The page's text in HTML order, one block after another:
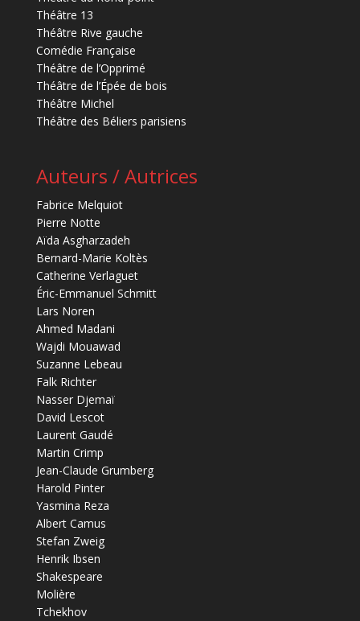
Théâtre 13
Théâtre Rive gauche
Comédie Française
Théâtre de l’Opprimé
Théâtre de l’Épée de bois
Théâtre Michel
Théâtre des Béliers parisiens
Auteurs / Autrices
Fabrice Melquiot
Pierre Notte
Aïda Asgharzadeh
Bernard-Marie Koltès
Catherine Verlaguet
Éric-Emmanuel Schmitt
Lars Noren
Ahmed Madani
Wajdi Mouawad
Suzanne Lebeau
Falk Richter
Nasser Djemaï
David Lescot
Laurent Gaudé
Martin Crimp
Jean-Claude Grumberg
Harold Pinter
Yasmina Reza
Albert Camus
Stefan Zweig
Henrik Ibsen
Shakespeare
Molière
Tchekhov